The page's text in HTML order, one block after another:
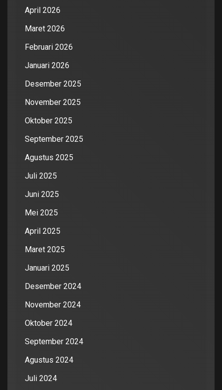
April 2026
Maret 2026
Februari 2026
Januari 2026
Desember 2025
November 2025
Oktober 2025
September 2025
Agustus 2025
Juli 2025
Juni 2025
Mei 2025
April 2025
Maret 2025
Januari 2025
Desember 2024
November 2024
Oktober 2024
September 2024
Agustus 2024
Juli 2024